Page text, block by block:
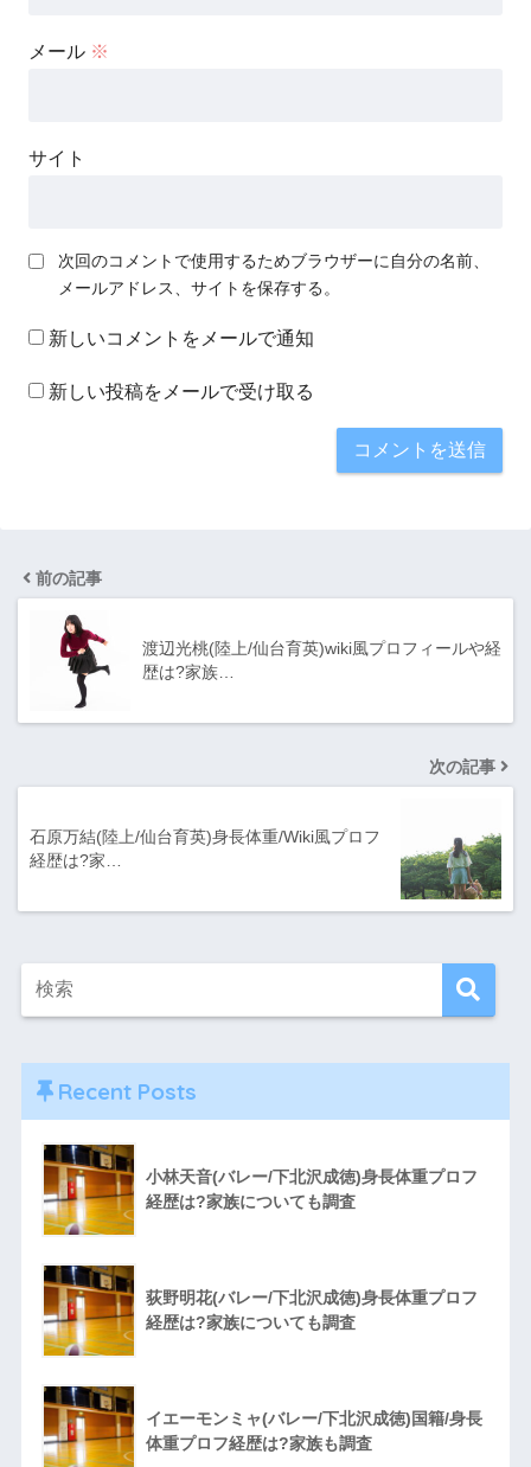
メール ※
サイト
次回のコメントで使用するためブラウザーに自分の名前、
メールアドレス、サイトを保存する。
新しいコメントをメールで通知
新しい投稿をメールで受け取る
前の記事
渡辺光桃(陸上/仙台育英)wiki風プロフィールや経
歴は?家族…
次の記事
石原万結(陸上/仙台育英)身長体重/Wiki風プロフ
経歴は?家…
Recent Posts
小林天音(バレー/下北沢成徳)身長体重プロフ
経歴は?家族についても調査
荻野明花(バレー/下北沢成徳)身長体重プロフ
経歴は?家族についても調査
イエーモンミャ(バレー/下北沢成徳)国籍/身長
体重プロフ経歴は?家族も調査